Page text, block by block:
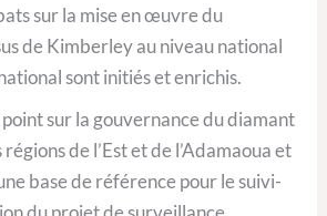
sur la mise en œuvre du
de Kimberley au niveau national
sont initiés et enrichis.
sur la gouvernance du diamant
régions de l’Est et de l’Adamaoua et
base de référence pour le suivi-